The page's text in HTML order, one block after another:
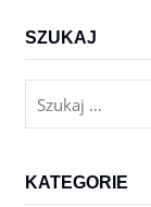
Dla firm
Program
fitnessu i innych
SZUKAJ
KATEGORIE